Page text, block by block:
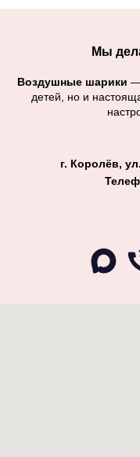
Мы
Воздушные шарики —
детей, но и
г. Королёв,